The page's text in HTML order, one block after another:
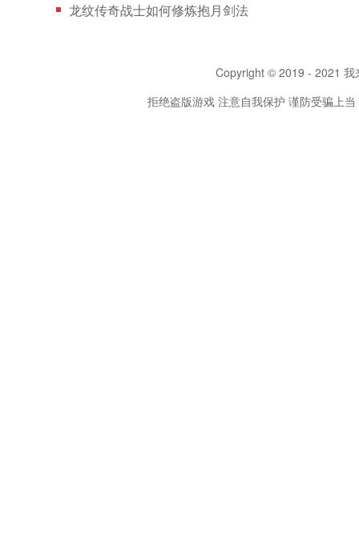
龙纹传奇战士如何修炼抱月剑法
Copyright © 2019 - 2021 我
拒绝盗版游戏 注意自我保护 谨防受骗上